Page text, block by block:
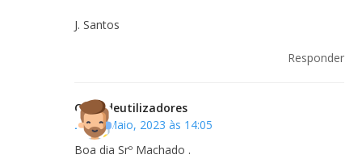
J. Santos
Responder
Clubedeutilizadores
25 de Maio, 2023 às 14:05
Boa dia Srº Machado .